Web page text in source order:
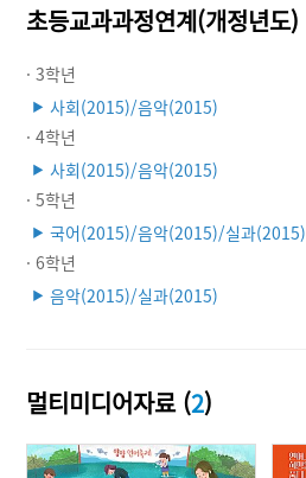
초등교과과정연계(개정년도)
· 3학년
▶ 사회(2015)/음악(2015)
· 4학년
▶ 사회(2015)/음악(2015)
· 5학년
▶ 국어(2015)/음악(2015)/실과(2015)
· 6학년
▶ 음악(2015)/실과(2015)
멀티미디어자료 (2)